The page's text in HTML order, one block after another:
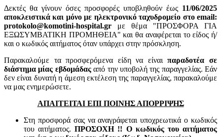
Δεκτές θα γίνουν όσες προσφορές υποβληθούν έως 11/06/2025
αποκλειστικά και μόνο με ηλεκτρονικό ταχυδρομείο στο email:
protokolo@komotini-hospital.gr με θέμα "ΠΡΟΣΦΟΡΑ ΓΙΑ
ΕΞΩΣΥΜΒΑΤΙΚΗ ΠΡΟΜΗΘΕΙΑ" και θα αναφέρεται το είδος ή/
και ο κωδικός αιτήματος όταν υπάρχει στην πρόσκληση.
Παρακαλούμε τα προσφερόμενα είδη να είναιπαραδοτέα σε
διάστημα μίας εβδομάδαςαπό την υποβολή της παραγγελίας. Εάν
δεν είναι δυνατή η άμεση εκτέλεση της παραγγελίας, παρακαλούμε
να μας ενημερώσετε.
ΑΠΑΙΤΕΙΤΑΙ ΕΠΙ ΠΟΙΝΗΣ ΑΠΟΡΡΙΨΗΣ
Στη προσφορά σας να αναγράφεται υποχρεωτικά ο κωδικός
του αιτήματος.ΠΡΟΣΟΧΗ !! Ο κωδικός του αιτήματος